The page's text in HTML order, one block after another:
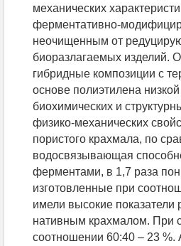
механических
ферментативно-
неочищенным от
биоразлагаемых изделий.
гибридные композиции с
основе полиэтилена
биохимических и
физико-механических
пористого крахмала, по
водосвязывающая
ферментами, в 1,7 раза
изготовленные при
имели высокие
нативным крахмалом. При
соотношении 60:40 – 23 %.